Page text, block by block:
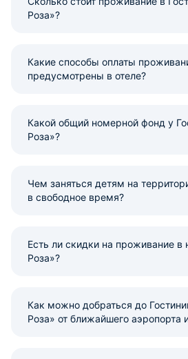
Роза»?
Какие способы оплаты
предусмотрены в отеле?
Какой общий номерной фонд у
Роза»?
Чем заняться детям на
в свободное время?
Есть ли скидки на проживание в
Роза»?
Как можно добраться до
Роза» от ближайшего аэропорта